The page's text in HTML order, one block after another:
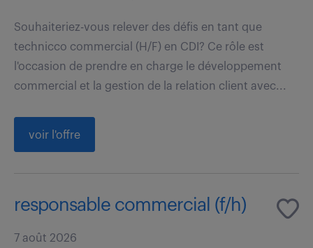
Souhaiteriez-vous relever des défis en tant que
technicco commercial (H/F) en CDI? Ce rôle est
l'occasion de prendre en charge le développement
commercial et la gestion de la relation client avec...
voir l'offre
responsable commercial (f/h)
7 août 2026